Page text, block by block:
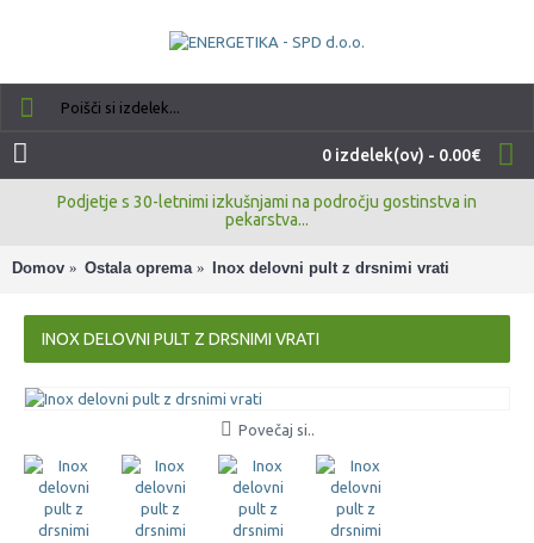
0 izdelek(ov) - 0.00€
Podjetje s 30-letnimi izkušnjami na področju gostinstva in
pekarstva...
Domov Ostala oprema Inox delovni pult z drsnimi vrati
INOX DELOVNI PULT Z DRSNIMI VRATI
Povečaj si..